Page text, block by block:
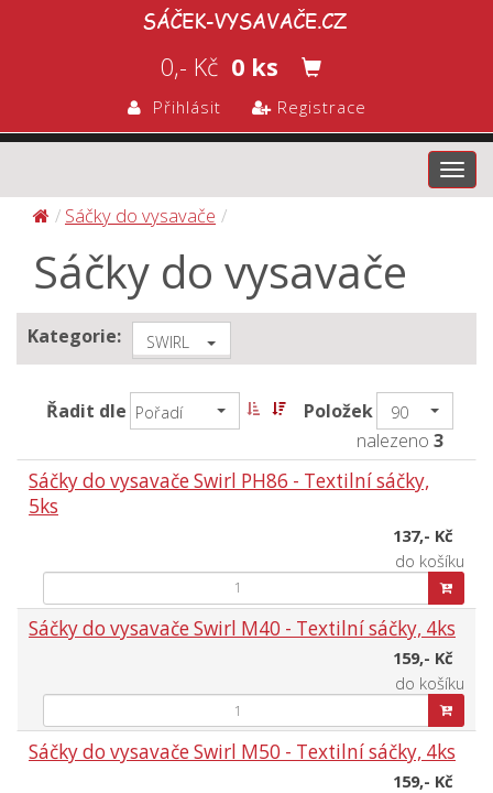
0,- Kč 0 ks
Přihlásit Registrace
Sáčky do vysavače
Sáčky do vysavače
Kategorie: SWIRL
Řadit dle Pořadí Položek 90
nalezeno 3
Sáčky do vysavače Swirl PH86 - Textilní sáčky,
5ks
137,- Kč
do košíku
Sáčky do vysavače Swirl M40 - Textilní sáčky, 4ks
159,- Kč
do košíku
Sáčky do vysavače Swirl M50 - Textilní sáčky, 4ks
159,- Kč